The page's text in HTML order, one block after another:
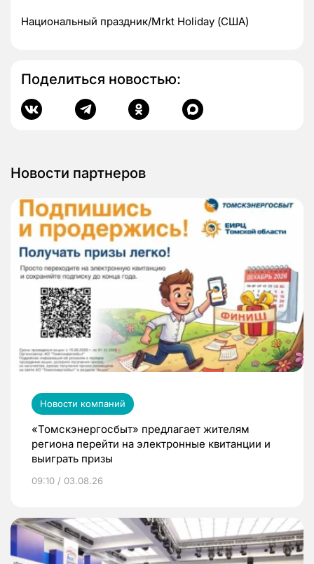
Национальный праздник/Mrkt Holiday (США)
Поделиться новостью:
Новости партнеров
Новости компаний
«Томскэнергосбыт» предлагает жителям
региона перейти на электронные квитанции и
выиграть призы
09:10 / 03.08.26